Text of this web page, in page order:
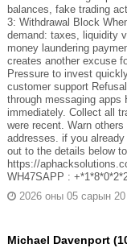
balances, fake trading
3: Withdrawal Block
demand: taxes, liquidity
money laundering
creates another excuse
Pressure to invest
customer support
through messaging apps
immediately. Collect all
were recent. Warn
addresses. if you
out to the details below
https://
WH47SAPP :
2026 оны 05 сарын 20
Michael Davenport